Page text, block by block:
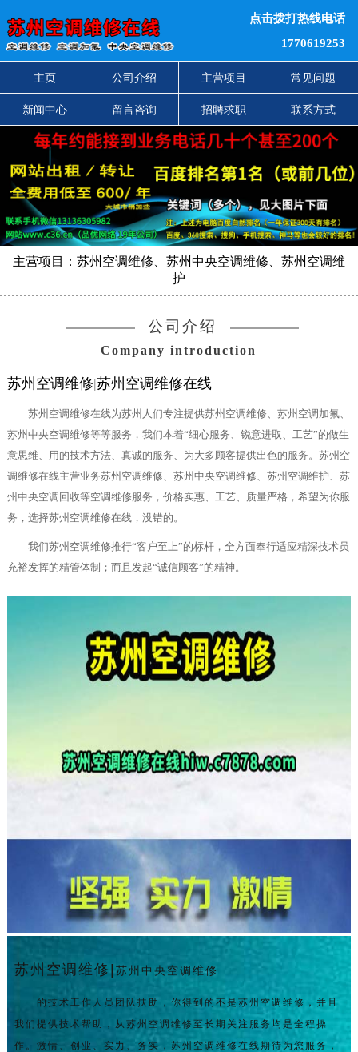
点击拨打热线电话
1770619253
主页 公司介绍 主营项目 常见问题
新闻中心 留言咨询 招聘求职 联系方式
主营项目：苏州空调维修、苏州中央空调维修、苏州空调维
护
公司介绍
Company introduction
苏州空调维修|苏州空调维修在线
苏州空调维修在线为苏州人们专注提供苏州空调维修、苏州空调加氟、
苏州中央空调维修等等服务，我们本着“细心服务、锐意进取、工艺”的做生
意思维、用的技术方法、真诚的服务、为大多顾客提供出色的服务。苏州空
调维修在线主营业务苏州空调维修、苏州中央空调维修、苏州空调维护、苏
州中央空调回收等空调维修服务，价格实惠、工艺、质量严格，希望为你服
务，选择苏州空调维修在线，没错的。
我们苏州空调维修推行“客户至上”的标杆，全方面奉行适应精深技术员
充裕发挥的精管体制；而且发起“诚信顾客”的精神。
苏州空调维修| 苏州中央空调维修
的技术工作人员团队扶助，你得到的不是苏州空调维修，并且
我们提供技术帮助，从苏州空调维修至长期关注服务均是全程操
作。激情、创业、实力、务实，苏州空调维修在线期待为您服务，